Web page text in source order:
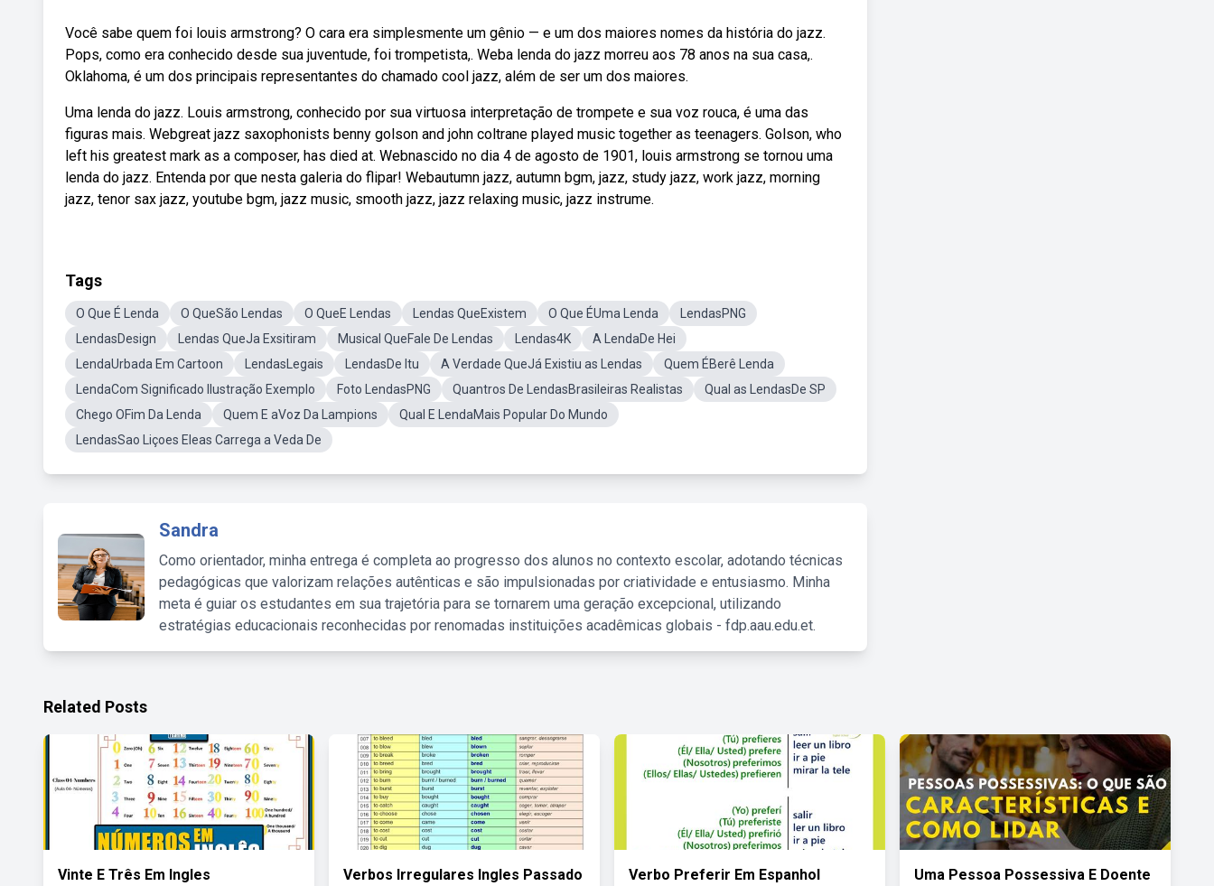
Você sabe quem foi louis armstrong? O cara era simplesmente um gênio — e um dos maiores nomes da história do jazz.
Pops, como era conhecido desde sua juventude, foi trompetista,. Weba lenda do jazz morreu aos 78 anos na sua casa,.
Oklahoma, é um dos principais representantes do chamado cool jazz, além de ser um dos maiores.
Uma lenda do jazz. Louis armstrong, conhecido por sua virtuosa interpretação de trompete e sua voz rouca, é uma das
figuras mais. Webgreat jazz saxophonists benny golson and john coltrane played music together as teenagers. Golson, who
left his greatest mark as a composer, has died at. Webnascido no dia 4 de agosto de 1901, louis armstrong se tornou uma
lenda do jazz. Entenda por que nesta galeria do flipar! Webautumn jazz, autumn bgm, jazz, study jazz, work jazz, morning
jazz, tenor sax jazz, youtube bgm, jazz music, smooth jazz, jazz relaxing music, jazz instrume.
Tags
O Que É Lenda O QueSão Lendas O QueE Lendas Lendas QueExistem O Que ÉUma Lenda
LendasPNG
LendasDesign
Lendas QueJa Exsitiram Musical QueFale De Lendas Lendas4K
A LendaDe Hei
LendaUrbada Em Cartoon
LendasLegais LendasDe Itu A Verdade QueJá Existiu as Lendas
Quem ÉBerê Lenda
LendaCom Significado Ilustração Exemplo
Foto LendasPNG Quantros De LendasBrasileiras Realistas
Qual as LendasDe SP
Chego OFim Da Lenda
Quem E aVoz Da Lampions
Qual E LendaMais Popular Do Mundo
LendasSao Liçoes Eleas Carrega a Veda De
Sandra
Como orientador, minha entrega é completa ao progresso dos alunos no contexto escolar, adotando técnicas
pedagógicas que valorizam relações autênticas e são impulsionadas por criatividade e entusiasmo. Minha
meta é guiar os estudantes em sua trajetória para se tornarem uma geração excepcional, utilizando
estratégias educacionais reconhecidas por renomadas instituições acadêmicas globais - fdp.aau.edu.et.
Related Posts
Vinte E Três Em Ingles Verbos Irregulares Ingles Passado Verbo Preferir Em Espanhol Uma Pessoa Possessiva E Doente